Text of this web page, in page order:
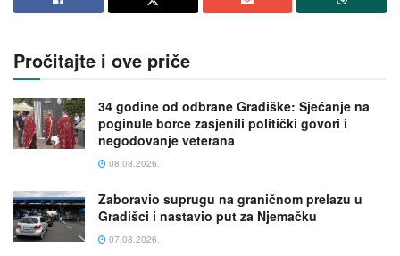
Pročitajte i ove priče
34 godine od odbrane Gradiške: Sjećanje na
poginule borce zasjenili politički govori i
negodovanje veterana
08.08.2026.
Zaboravio suprugu na graničnom prelazu u
Gradišci i nastavio put za Njemačku
07.08.2026.